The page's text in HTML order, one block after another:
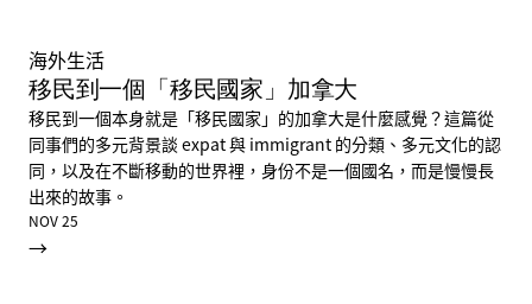
海外生活
移民到一個「移民國家」加拿大
移民到一個本身就是「移民國家」的加拿大是什麼感覺？這篇從
同事們的多元背景談 expat 與 immigrant 的分類、多元文化的認
同，以及在不斷移動的世界裡，身份不是一個國名，而是慢慢長
出來的故事。
NOV 25
→